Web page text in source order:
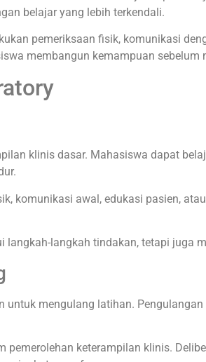
belajar yang lebih terkendali.
pemeriksaan fisik, komunikasi
membangun kemampuan
klinis dasar. Mahasiswa dapat
komunikasi awal, edukasi pasien,
langkah tindakan, tetapi juga
mengulang latihan.
pemerolehan keterampilan klinis.